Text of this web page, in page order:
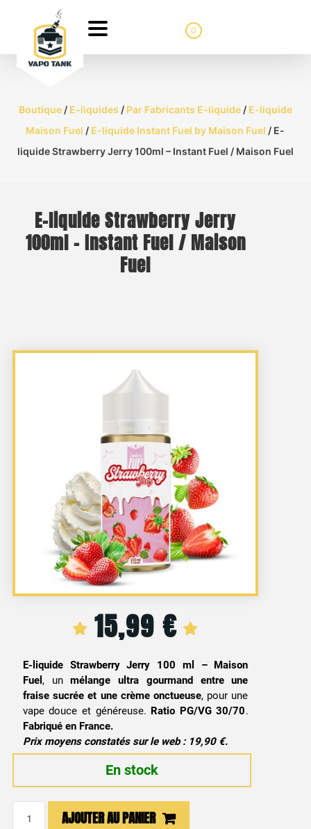
0
Boutique/ E-liquides / Par Fabricants E-liquide/ E-liquide
Maison Fuel / E-liquide Instant Fuel by Maison Fuel / E-
liquide Strawberry Jerry 100ml – Instant Fuel / Maison Fuel
E-liquide Strawberry Jerry
100ml – Instant Fuel / Maison
Fuel
15,99 €
E-liquide Strawberry Jerry 100 ml – Maison
Fuel , unmélange ultra gourmand entre une
fraise sucrée et une crème onctueuse, pour une
vape douce et généreuse. Ratio PG/VG 30/70.
Fabriqué en France.
Prix moyens constatés sur le web : 19,90 €.
En stock
AJOUTER AU PANIER